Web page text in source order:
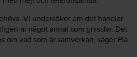
Vi undersöker om det handlar
är något annat som gnisslar. Det
om vad som är samverkan, säger Pia